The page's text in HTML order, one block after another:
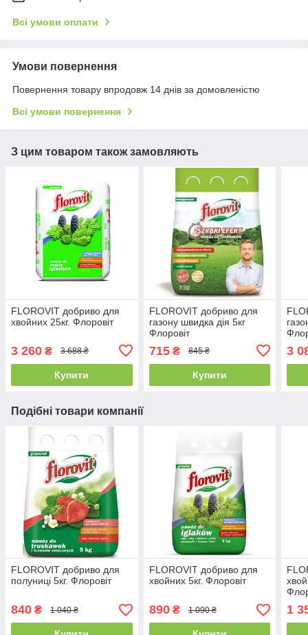
Всі умови оплати
Умови повернення
Повернення товару впродовж 14 днів за домовленістю
Всі умови повернення
З цим товаром також замовляють
FLOROVIT добриво для
хвойних 25кг. Флоровіт
3 260 ₴ 3 688 ₴
Купити
FLOROVIT добриво для
газону швидка дія 5кг
Флоровіт
715₴ 845 ₴
Купити
3
Подібні товари компанії
FLOROVIT добриво для
полуниці 5кг. Флоровіт
840 ₴ 1 040 ₴
FLOROVIT добриво для
хвойних 5кг. Флоровіт
890₴ 1 090 ₴ 1